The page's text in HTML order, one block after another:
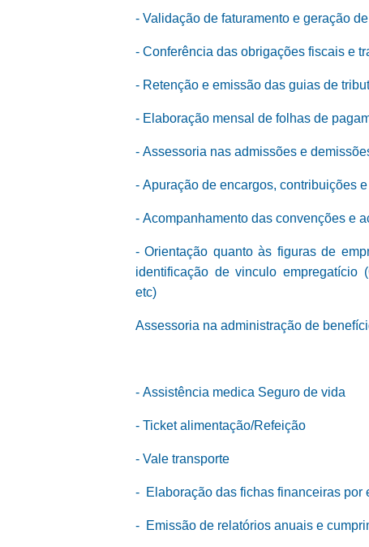
- Validação de faturamento e geração
- Conferência das obrigações fiscais e
- Retenção e emissão das guias de
- Elaboração mensal de folhas de
- Assessoria nas admissões e
- Apuração de encargos, contribuições
- Acompanhamento das convenções e
- Orientação quanto às figuras de
identificação de vinculo empregatício
etc)
Assessoria na administração de
- Assistência medica Seguro de vida
- Ticket alimentação/Refeição
- Vale transporte
- Elaboração das fichas financeiras por
- Emissão de relatórios anuais e